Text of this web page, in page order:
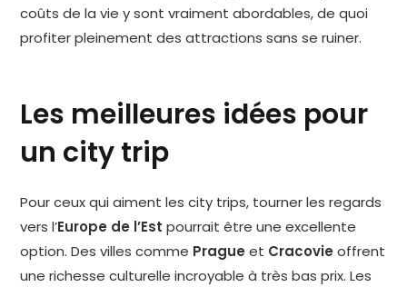
coûts de la vie y sont vraiment abordables, de quoi
profiter pleinement des attractions sans se ruiner.
Les meilleures idées pour
un city trip
Pour ceux qui aiment les city trips, tourner les regards
vers l’Europe de l’Est pourrait être une excellente
option. Des villes comme Prague et Cracovie offrent
une richesse culturelle incroyable à très bas prix. Les